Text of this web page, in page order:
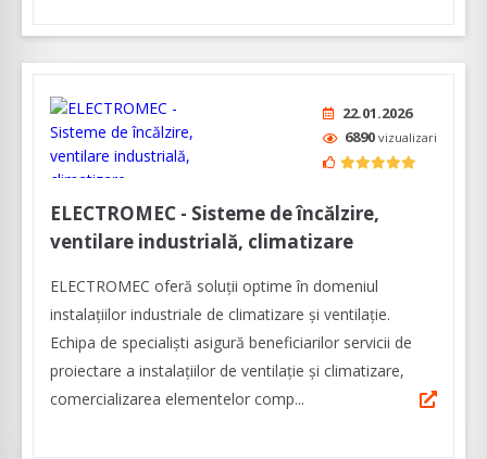
22.01.2026
6890 vizualizari
ELECTROMEC - Sisteme de încălzire,
ventilare industrială, climatizare
ELECTROMEC oferă soluții optime în domeniul
instalațiilor industriale de climatizare și ventilație.
Echipa de specialiști asigură beneficiarilor servicii de
proiectare a instalațiilor de ventilație și climatizare,
comercializarea elementelor comp...